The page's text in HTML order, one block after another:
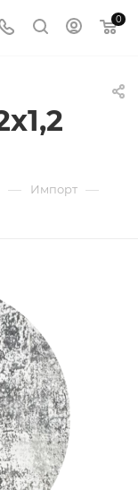
0
— Импорт —